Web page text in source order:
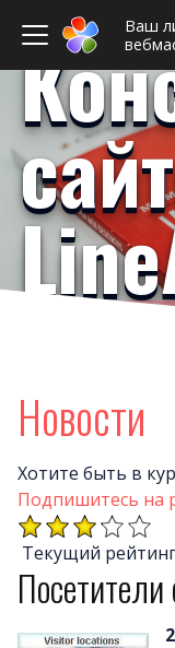
Ваш
Ваш
Новости
Хотите быть в
Подпишитесь на
Текущий